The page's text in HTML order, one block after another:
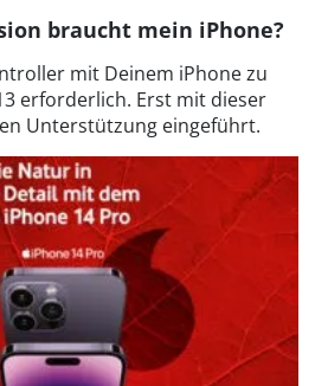
braucht mein iPhone?
mit Deinem iPhone zu
erforderlich. Erst mit dieser
Unterstützung eingeführt.